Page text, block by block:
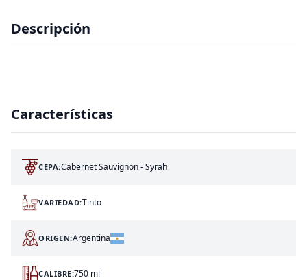
Descripción
Características
CEPA:Cabernet Sauvignon - Syrah
VARIEDAD:Tinto
ORIGEN:Argentina
CALIBRE:750 ml